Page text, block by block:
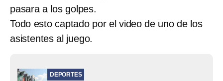
pasara a los golpes.
Todo esto captado por el video de uno de los
asistentes al juego.
DEPORTES